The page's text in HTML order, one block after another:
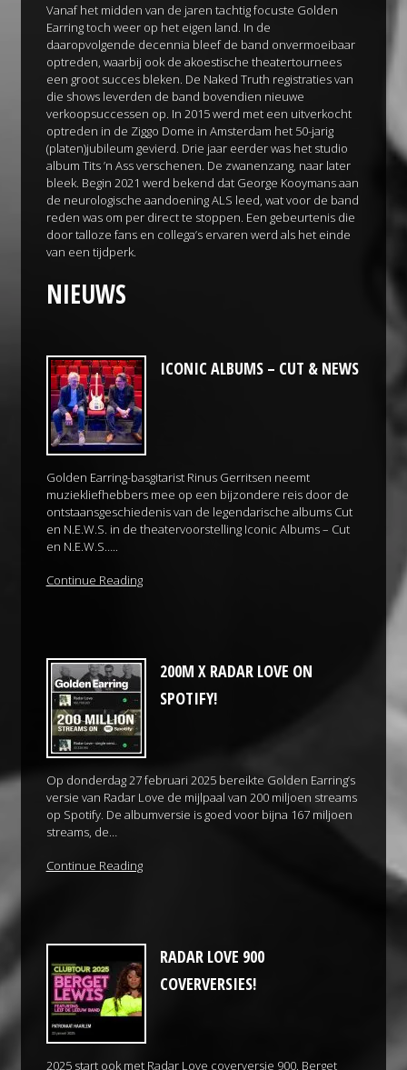
Vanaf het midden van de jaren tachtig focuste Golden
Earring toch weer op het eigen land. In de
daaropvolgende decennia bleef de band onvermoeibaar
optreden, waarbij ook de akoestische theatertournees
een groot succes bleken. De Naked Truth registraties van
die shows leverden de band bovendien nieuwe
verkoopsuccessen op. In 2015 werd met een uitverkocht
optreden in de Ziggo Dome in Amsterdam het 50-jarig
(platen)jubileum gevierd. Drie jaar eerder was het studio
album Tits ’n Ass verschenen. De zwanenzang, naar later
bleek. Begin 2021 werd bekend dat George Kooymans aan
de neurologische aandoening ALS leed, wat voor de band
reden was om per direct te stoppen. Een gebeurtenis die
door talloze fans en collega’s ervaren werd als het einde
van een tijdperk.
NIEUWS
ICONIC ALBUMS – CUT & NEWS
Golden Earring-basgitarist Rinus Gerritsen neemt
muziekliefhebbers mee op een bijzondere reis door de
ontstaansgeschiedenis van de legendarische albums Cut
en N.E.W.S. in de theatervoorstelling Iconic Albums – Cut
en N.E.W.S…..
Continue Reading
200M X RADAR LOVE ON
SPOTIFY!
Op donderdag 27 februari 2025 bereikte Golden Earring’s
versie van Radar Love de mijlpaal van 200 miljoen streams
op Spotify. De albumversie is goed voor bijna 167 miljoen
streams, de…
Continue Reading
RADAR LOVE 900
COVERVERSIES!
2025 start ook met Radar Love coverversie 900. Berget